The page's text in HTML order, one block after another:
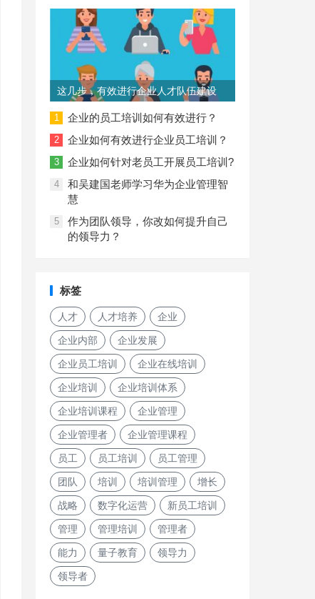
这几步，有效进行企业人才队伍建设
1 企业的员工培训如何有效进行？
2 企业如何有效进行企业员工培训？
3 企业如何针对老员工开展员工培训?
4
和吴建国老师学习华为企业管理智
慧
5
作为团队领导，你改如何提升自己
的领导力？
标签
人才 人才培养 企业
企业内部 企业发展
企业员工培训 企业在线培训
企业培训 企业培训体系
企业培训课程 企业管理
企业管理者 企业管理课程
员工 员工培训 员工管理
团队 培训 培训管理 增长
战略 数字化运营 新员工培训
管理 管理培训 管理者
能力 量子教育 领导力
领导者